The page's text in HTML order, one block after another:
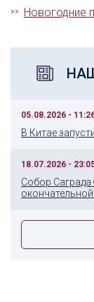
Новогодние
05.08.2026 -
В Китае
18.07.2026 -
Собор Саграда